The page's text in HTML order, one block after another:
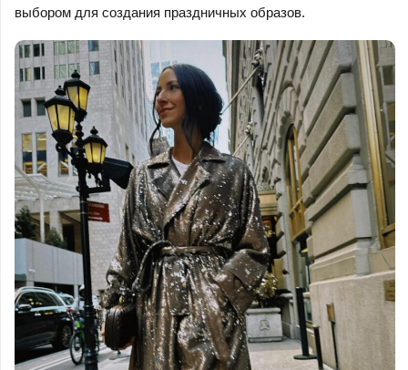
выбором для создания праздничных образов.